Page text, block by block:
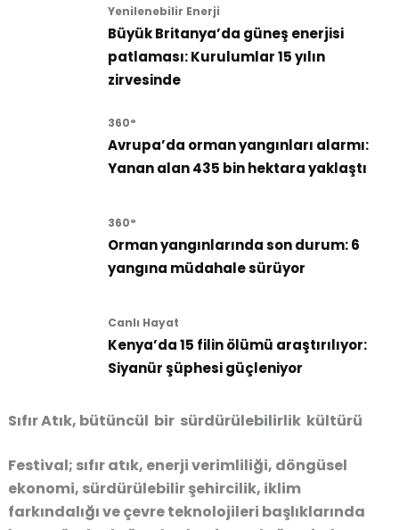
Yenilenebilir Enerji
Büyük Britanya’da güneş enerjisi
patlaması: Kurulumlar 15 yılın
zirvesinde
360°
Avrupa’da orman yangınları alarmı:
Yanan alan 435 bin hektara yaklaştı
360°
Orman yangınlarında son durum: 6
yangına müdahale sürüyor
Canlı Hayat
Kenya’da 15 filin ölümü araştırılıyor:
Siyanür şüphesi güçleniyor
Sıfır Atık, bütüncül bir sürdürülebilirlik kültürü
Festival; sıfır atık, enerji verimliliği, döngüsel
ekonomi, sürdürülebilir şehircilik, iklim
farkındalığı ve çevre teknolojileri başlıklarında